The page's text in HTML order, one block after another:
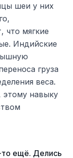
шеи у них
что мягкие
Индийские
груза
веса.
этому навыку